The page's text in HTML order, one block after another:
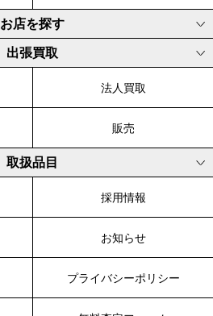
お店を探す
出張買取
法人買取
販売
取扱品目
採用情報
お知らせ
プライバシーポリシー